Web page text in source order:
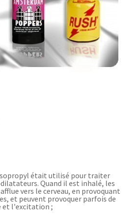
était utilisé pour traiter
Quand il est inhalé, les
vers le cerveau, en provoquant
et peuvent provoquer parfois de
et l'excitation ;